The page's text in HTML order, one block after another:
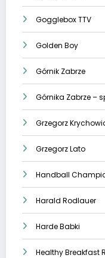
Gogglebox TTV
Golden Boy
Górnik Zabrze
Górnika Zabrze –
Grzegorz
Grzegorz Lato
Handball
Harald Rodlauer
Harde Babki
Healthy Breakfast